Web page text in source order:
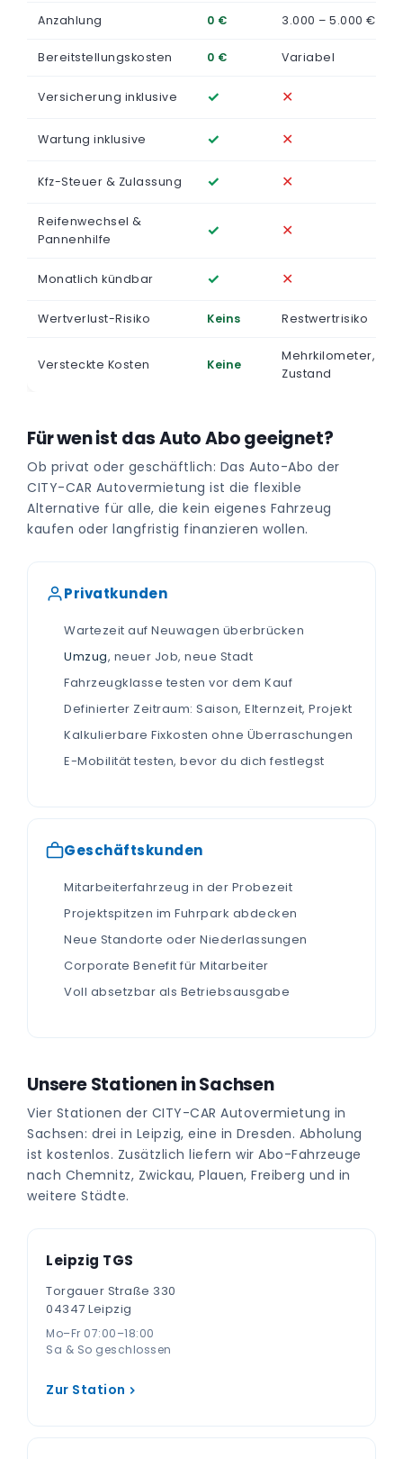
Anzahlung 0 € 3.000 – 5.000 €
Bereitstellungskosten 0 € Variabel
Versicherung inklusive ✓ ✕
Wartung inklusive ✓ ✕
Kfz-Steuer & Zulassung ✓ ✕
Reifenwechsel &
Pannenhilfe
✓ ✕
Monatlich kündbar ✓ ✕
Wertverlust-Risiko Keins Restwertrisiko
Versteckte Kosten Keine
Mehrkilometer,
Zustand
Für wen ist das Auto Abo geeignet?
Ob privat oder geschäftlich: Das Auto-Abo der
CITY-CAR Autovermietung ist die flexible
Alternative für alle, die kein eigenes Fahrzeug
kaufen oder langfristig finanzieren wollen.
Privatkunden
Wartezeit auf Neuwagen überbrücken
Umzug, neuer Job, neue Stadt
Fahrzeugklasse testen vor dem Kauf
Definierter Zeitraum: Saison, Elternzeit, Projekt
Kalkulierbare Fixkosten ohne Überraschungen
E-Mobilität testen, bevor du dich festlegst
Geschäftskunden
Mitarbeiterfahrzeug in der Probezeit
Projektspitzen im Fuhrpark abdecken
Neue Standorte oder Niederlassungen
Corporate Benefit für Mitarbeiter
Voll absetzbar als Betriebsausgabe
Unsere Stationen in Sachsen
Vier Stationen der CITY-CAR Autovermietung in
Sachsen: drei in Leipzig, eine in Dresden. Abholung
ist kostenlos. Zusätzlich liefern wir Abo-Fahrzeuge
nach Chemnitz, Zwickau, Plauen, Freiberg und in
weitere Städte.
Leipzig TGS
Torgauer Straße 330
04347 Leipzig
Mo–Fr 07:00–18:00
Sa & So geschlossen
Zur Station